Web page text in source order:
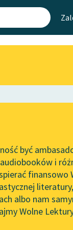
Mapa Wolnych
Leśmianator
API
OAI-PMH
Widget
być
i
finansowo
albo nam
Wolne